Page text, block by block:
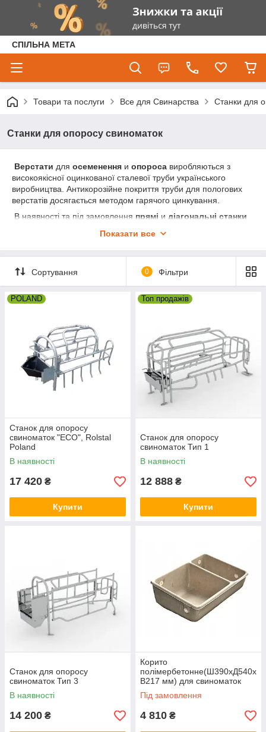
СПІЛЬНА МЕТА
Товари та послуги Все для Свинарства Станки для
Станки для опоросу свиноматок
Верстати для осеменення и опороса виробляються з
високоякісної оцинкованої сталевої труби українського
виробництва. Антикорозійне покриття труби для пологових
верстатів досягається методом гарячого цинкування.
В наявності та під замовлення прямі и діагональні станки
для запобігання можливості різкого опускання свиноматки та
затискання поросять. Крім того, пологові верстати,
пропоновані компанією ДП "СПІЛЬНА МЕТА", обладнані
роздільними дугами, які гарантують вільний доступ поросять
до виміни свиноматки.
Показати все
Сортування 0 Фільтри
POLAND
Станок для опоросу
свиноматок "ECO", Rolstal
Poland
В наявності
17 420 ₴
Купити
Топ продажів
Станок для опоросу
свиноматок Тип 1
В наявності
12 888 ₴
Купити
Станок для опоросу
свиноматок Тип 3
В наявності
14 200 ₴
Корито
полімербетонне(Ш390хД540х
В217 мм) для свиноматок
Під замовлення
4 810 ₴